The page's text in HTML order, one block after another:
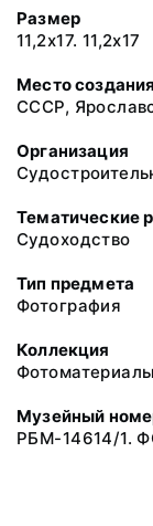
Размер
11,2х17. 11,2х17
Место
СССР,
Организация
Тематические
Судоходство
Тип предмета
Фотография
Коллекция
Фотоматериалы
Музейный
РБМ-14614/1.